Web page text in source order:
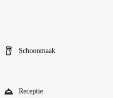
Schoonmaak
Receptie